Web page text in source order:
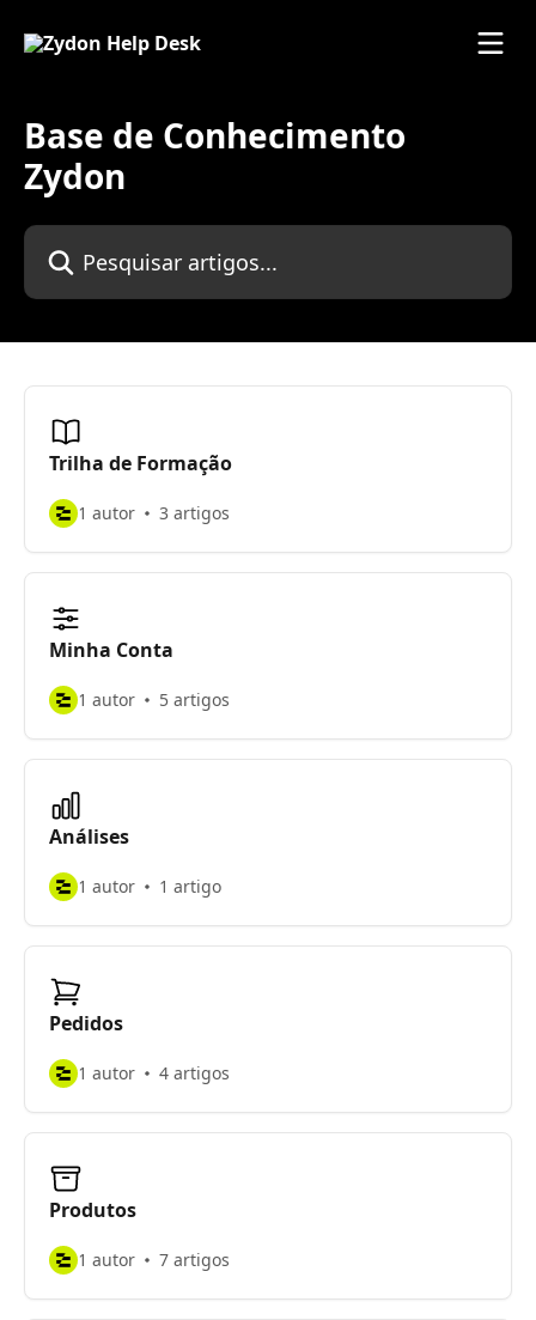
Base de Conhecimento
Zydon
Pesquisar artigos...
Trilha de Formação
1 autor 3 artigos
Minha Conta
1 autor 5 artigos
Análises
1 autor 1 artigo
Pedidos
1 autor 4 artigos
Produtos
1 autor 7 artigos